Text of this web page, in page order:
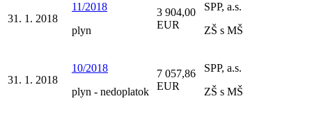
31. 1. 2018
11/2018
plyn
3 904,00
EUR
SPP, a.s.
ZŠ s MŠ
31. 1. 2018
10/2018
plyn - nedoplatok
7 057,86
EUR
SPP, a.s.
ZŠ s MŠ